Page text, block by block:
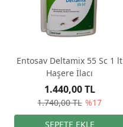
Entosav Deltamix 55 Sc 1 lt
Haşere İlacı
1.740,00 TL %17
1.440,00 TL